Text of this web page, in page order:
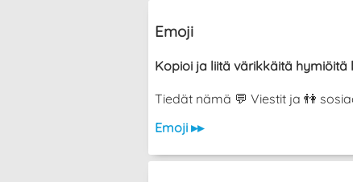
Emoji
Kopioi ja liitä värikkäitä hymiöitä
Tiedät nämä 💬 Viestit ja 👫
Emoji ▸▸